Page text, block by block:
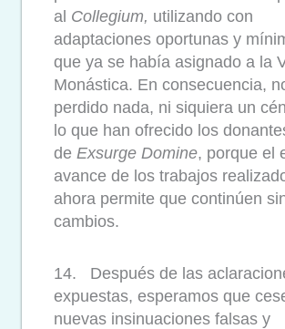
al Collegium, utilizando con
adaptaciones oportunas y
que ya se había asignado a la
Monástica. En consecuencia,
perdido nada, ni siquiera un
lo que han ofrecido los
de Exsurge Domine, porque el
avance de los trabajos
ahora permite que continúen
cambios.
14. Después de las
expuestas, esperamos que
nuevas insinuaciones falsas y